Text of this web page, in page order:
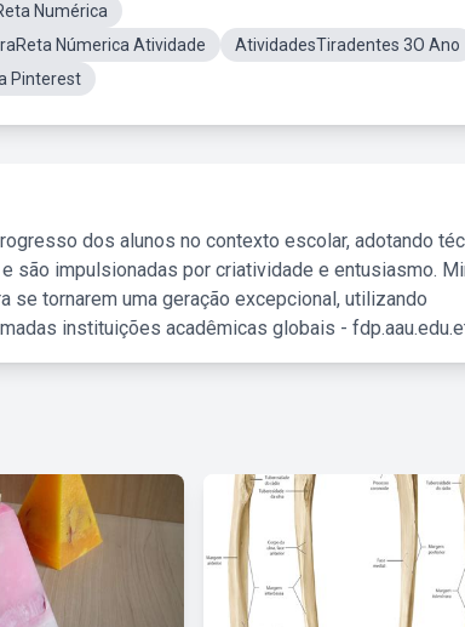
Numérica
Númerica Atividade
AtividadesTiradentes 3O Ano
Pinterest
dos alunos no contexto escolar, adotando
são impulsionadas por criatividade e entusiasmo.
se tornarem uma geração excepcional, utilizando
instituições acadêmicas globais -